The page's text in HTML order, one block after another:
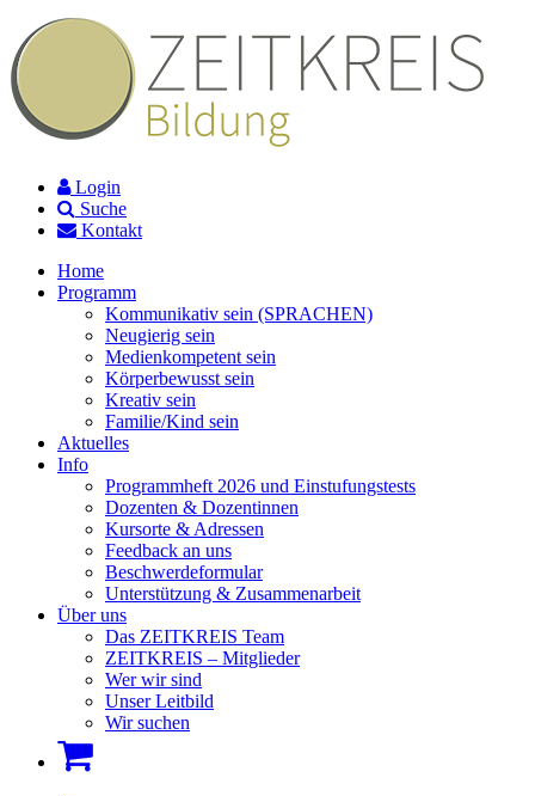
Login
Suche
Kontakt
Home
Programm
Kommunikativ sein (SPRACHEN)
Neugierig sein
Medienkompetent sein
Körperbewusst sein
Kreativ sein
Familie/Kind sein
Aktuelles
Info
Programmheft 2026 und Einstufungstests
Dozenten & Dozentinnen
Kursorte & Adressen
Feedback an uns
Beschwerdeformular
Unterstützung & Zusammenarbeit
Über uns
Das ZEITKREIS Team
ZEITKREIS – Mitglieder
Wer wir sind
Unser Leitbild
Wir suchen